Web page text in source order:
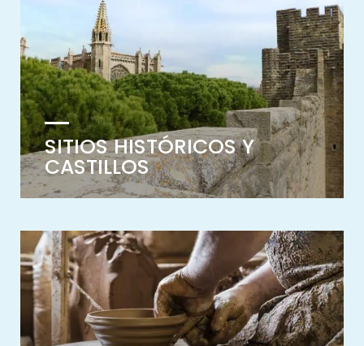
SITIOS HISTÓRICOS Y
CASTILLOS